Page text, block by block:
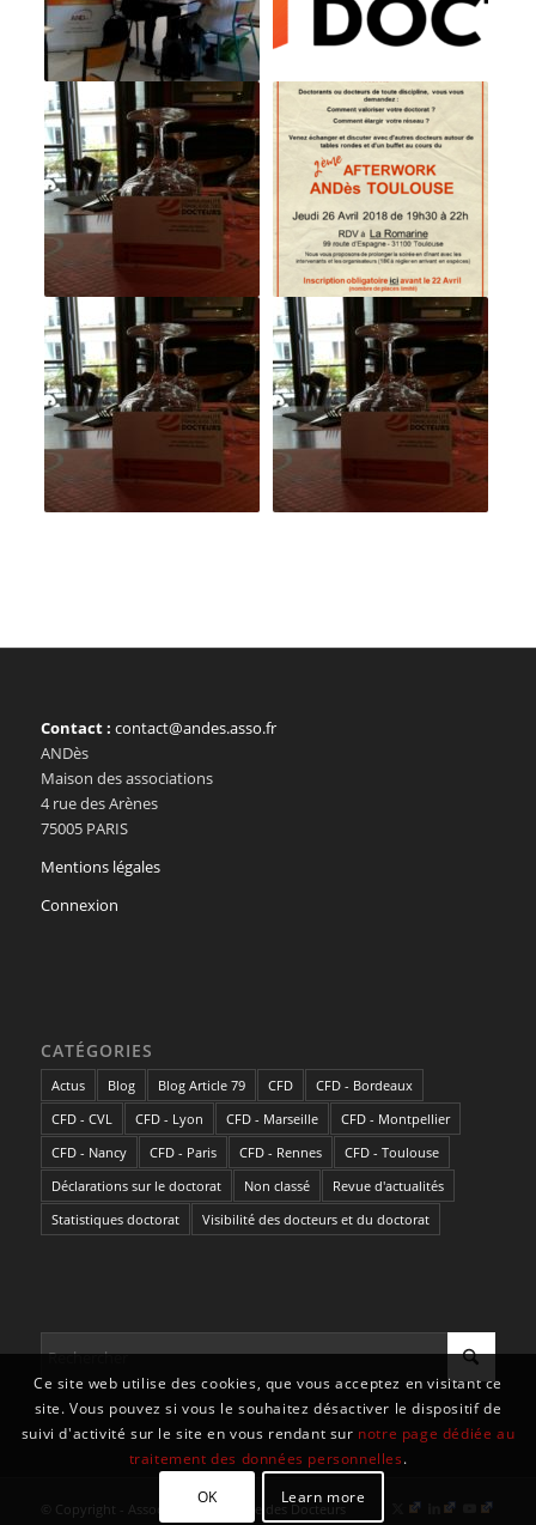
Contact : contact@andes.asso.fr
ANDès
Maison des associations
4 rue des Arènes
75005 PARIS
Mentions légales
Connexion
CATÉGORIES
Actus Blog Blog Article 79 CFD
CFD - Bordeaux
CFD - CVL
CFD - Lyon CFD - Marseille
CFD - Montpellier
CFD - Nancy
CFD - Paris CFD - Rennes
CFD - Toulouse
Déclarations sur le doctorat
Non classé
Revue d'actualités
Statistiques doctorat
Visibilité des docteurs et du doctorat
© Copyright - Association Nationale des Docteurs
Ce site web utilise des cookies, que vous acceptez en visitant ce
site. Vous pouvez si vous le souhaitez désactiver le dispositif de
suivi d'activité sur le site en vous rendant sur notre page dédiée au
traitement des données personnelles.
OK
Learn more